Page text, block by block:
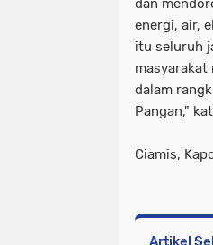
dan
energi, air,
itu seluruh
masyarakat
dalam
Pangan,"
Ciamis,
Artikel